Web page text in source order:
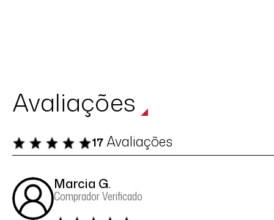
Avaliações
17Avaliações
Marcia G.
Comprador Verificado